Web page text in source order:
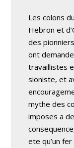
Les colons
Hebron et
des
ont
travaillistes
sioniste, et
mythe des
imposes a
ete qu’un